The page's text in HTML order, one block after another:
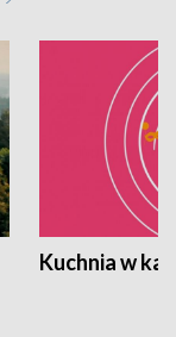
Kuchnia w